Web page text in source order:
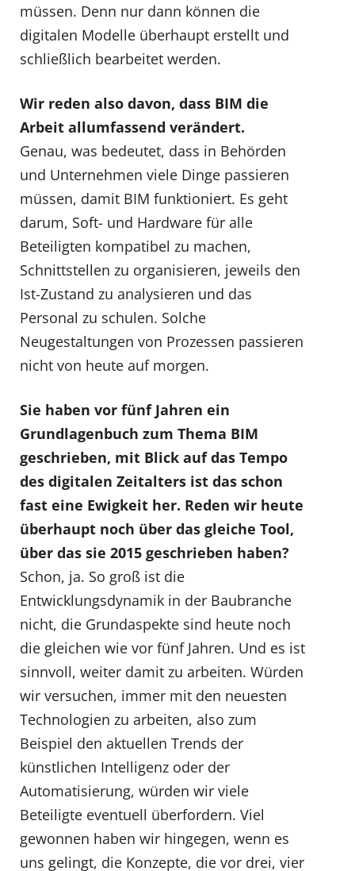
müssen. Denn nur dann können die
digitalen Modelle überhaupt erstellt und
schließlich bearbeitet werden.
Wir reden also davon, dass BIM die
Arbeit allumfassend verändert.
Genau, was bedeutet, dass in Behörden
und Unternehmen viele Dinge passieren
müssen, damit BIM funktioniert. Es geht
darum, Soft- und Hardware für alle
Beteiligten kompatibel zu machen,
Schnittstellen zu organisieren, jeweils den
Ist-Zustand zu analysieren und das
Personal zu schulen. Solche
Neugestaltungen von Prozessen passieren
nicht von heute auf morgen.
Sie haben vor fünf Jahren ein
Grundlagenbuch zum Thema BIM
geschrieben, mit Blick auf das Tempo
des digitalen Zeitalters ist das schon
fast eine Ewigkeit her. Reden wir heute
überhaupt noch über das gleiche Tool,
über das sie 2015 geschrieben haben?
Schon, ja. So groß ist die
Entwicklungsdynamik in der Baubranche
nicht, die Grundaspekte sind heute noch
die gleichen wie vor fünf Jahren. Und es ist
sinnvoll, weiter damit zu arbeiten. Würden
wir versuchen, immer mit den neuesten
Technologien zu arbeiten, also zum
Beispiel den aktuellen Trends der
künstlichen Intelligenz oder der
Automatisierung, würden wir viele
Beteiligte eventuell überfordern. Viel
gewonnen haben wir hingegen, wenn es
uns gelingt, die Konzepte, die vor drei, vier